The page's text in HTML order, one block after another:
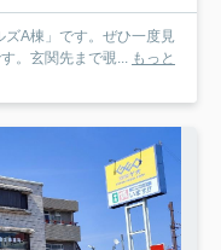
A棟」です。ぜひ一度見
。玄関先まで覗...
もっと